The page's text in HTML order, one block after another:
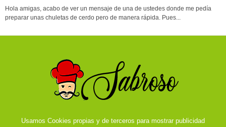
Hola amigas, acabo de ver un mensaje de una de ustedes donde me pedía
preparar unas chuletas de cerdo pero de manera rápida. Pues...
Usamos Cookies propias y de terceros para mostrar publicidad